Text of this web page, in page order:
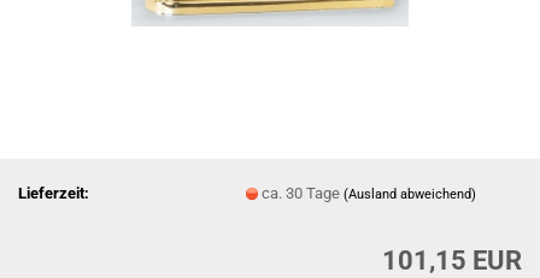
Lieferzeit: ca. 30 Tage(Ausland abweichend)
101,15 EUR